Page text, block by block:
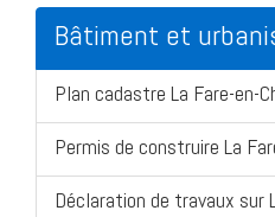
Bâtiment et
Plan cadastre La Fare-en-
Permis de construire La
Déclaration de travaux sur